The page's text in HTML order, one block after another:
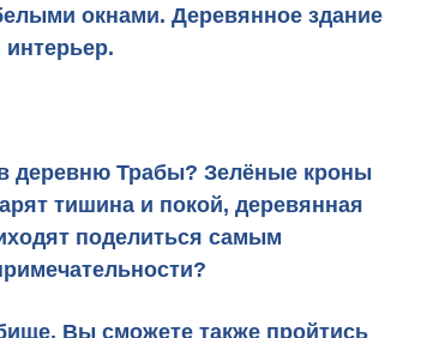
окнами. Деревянное здание
деревню Трабы? Зелёные кроны
тишина и покой, деревянная
поделиться самым
Вы сможете также пройтись